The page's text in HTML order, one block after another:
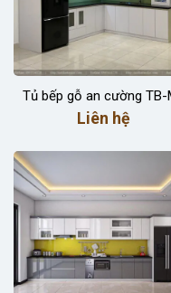
Tủ bếp gỗ an cường TB-
Liên hệ